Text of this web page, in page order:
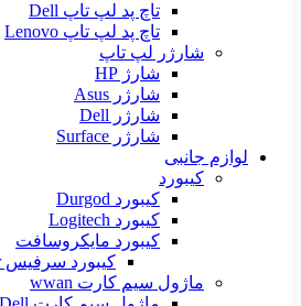
تاچ پد لپ تاپ Dell
تاچ پد لپ تاپ Lenovo
شارژر لپ تاپ
شارژ HP
شارژر Asus
شارژر Dell
شارژر Surface
لوازم جانبی
کیبورد
کیبورد Durgod
کیبورد Logitech
کیبورد مایکروسافت
کیبورد سرفیس Surface Pro Type Cover
ماژول سیم کارت wwan